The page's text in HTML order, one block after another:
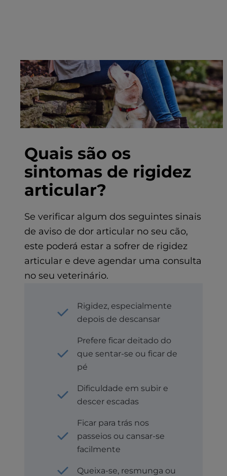
Quais são os
sintomas de rigidez
articular?
Se verificar algum dos seguintes sinais
de aviso de dor articular no seu cão,
este poderá estar a sofrer de rigidez
articular e deve agendar uma consulta
no seu veterinário.
Rigidez, especialmente
depois de descansar
Prefere ficar deitado do
que sentar-se ou ficar de
pé
Dificuldade em subir e
descer escadas
Ficar para trás nos
passeios ou cansar-se
facilmente
Queixa-se, resmunga ou